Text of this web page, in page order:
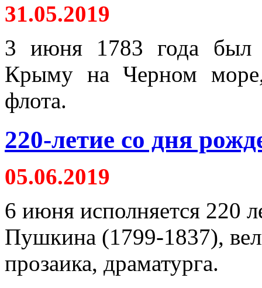
31.05.2019
3 июня 1783 года был
Крыму на Черном море,
флота.
220-летие со дня
05.06.2019
6 июня исполняется 220
Пушкина (1799-1837),
прозаика, драматурга.